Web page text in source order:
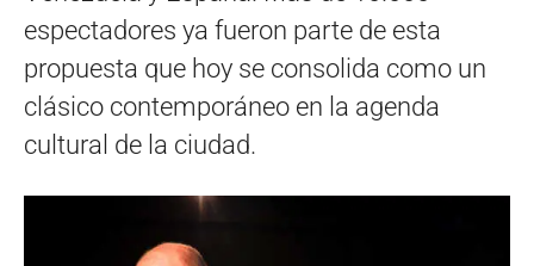
espectadores ya fueron parte de esta
propuesta que hoy se consolida como un
clásico contemporáneo en la agenda
cultural de la ciudad.